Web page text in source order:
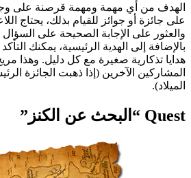
الهدف من أي مهمة ومهمة قرصنة على
على جائزة أو جوائز للقيام بذلك، يحتاج
والعثور على الإجابة الصحيحة على السؤال
بالإضافة إلى الهدية الرئيسية، يمكنك
هدايا تذكارية صغيرة مع كل دليل. وهذا
المشاركين الآخرين (إذا ذهبت الجائزة
الميلاد).
Quest “البحث عن الكنز”